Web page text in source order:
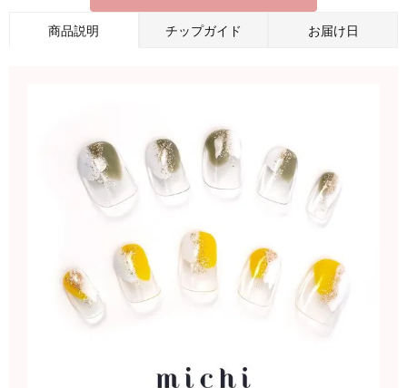
商品説明 チップガイド お届け日